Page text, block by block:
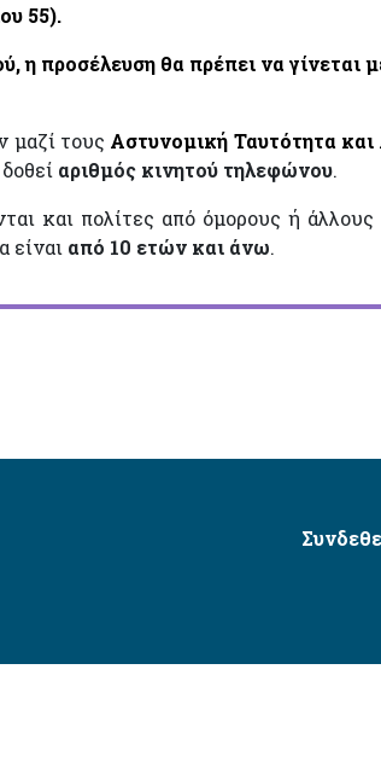
55).
η προσέλευση θα πρέπει να γίνεται
μαζί τους Αστυνομική Ταυτότητα
αριθμός κινητού τηλεφώνου.
και πολίτες από όμορους ή
είναι από 10 ετών και άνω.